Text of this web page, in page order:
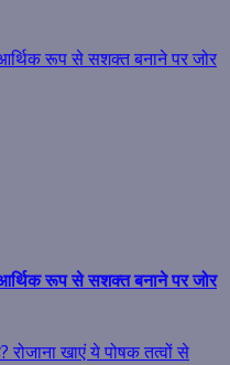
रूप से सशक्त बनाने पर जोर
रूप से सशक्त बनाने पर जोर
रोजाना खाएं ये पोषक तत्वों से